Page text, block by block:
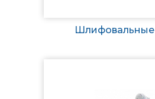
Шлифовальные